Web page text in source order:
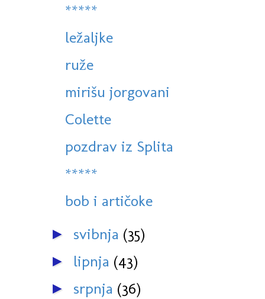
*****
ležaljke
ruže
mirišu jorgovani
Colette
pozdrav iz Splita
*****
bob i artičoke
► svibnja (35)
► lipnja (43)
► srpnja (36)